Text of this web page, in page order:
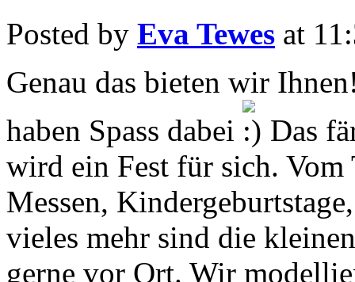
Posted by Eva Tewes at
Genau das bieten wir
haben Spass dabei
Das
wird ein Fest für sich. Vom
Messen,
vieles mehr sind die
gerne vor Ort. Wir